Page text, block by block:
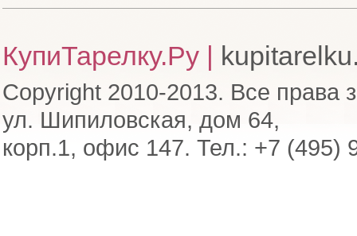
КупиТарелку.Ру |
Copyright 2010-2013. Все права
ул. Шипиловская, дом 64,
корп.1, офис 147. Тел.: +7 (495)